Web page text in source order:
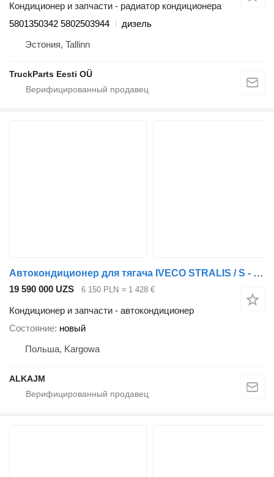
Кондиционер и запчасти - радиатор кондиционера
5801350342 5802503944
дизель
Эстония, Tallinn
TruckParts Eesti OÜ
Автокондиционер для тягача IVECO STRALIS / S - WAY
19 590 000 UZS 6 150 PLN ≈ 1 428 €
Кондиционер и запчасти - автокондиционер
Состояние новый
Польша, Kargowa
ALKAJM